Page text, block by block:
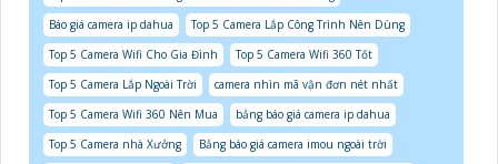
Báo giá camera ip dahua
Top 5 Camera Lắp Công Trình Nên Dùng
Top 5 Camera Wifi Cho Gia Đình
Top 5 Camera Wifi 360 Tốt
Top 5 Camera Lắp Ngoài Trời
camera nhìn mã vận đơn nét nhất
Top 5 Camera Wifi 360 Nên Mua
bảng báo giá camera ip dahua
Top 5 Camera nhà Xưởng
Bảng báo giá camera imou ngoài trời